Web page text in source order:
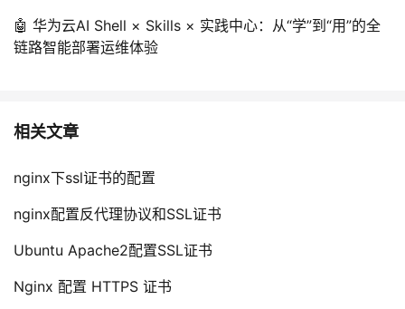
🤖 华为云AI Shell × Skills × 实践中心：从“学”到“用”的全
链路智能部署运维体验
相关文章
nginx下ssl证书的配置
nginx配置反代理协议和SSL证书
Ubuntu Apache2配置SSL证书
Nginx 配置 HTTPS 证书